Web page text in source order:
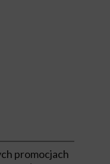
promocjach